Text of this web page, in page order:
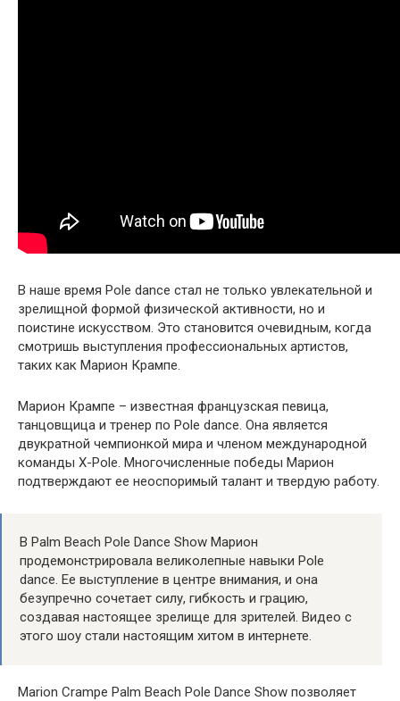
В наше время Pole dance стал не только увлекательной и
зрелищной формой физической активности, но и
поистине искусством. Это становится очевидным, когда
смотришь выступления профессиональных артистов,
таких как Марион Крампе.
Марион Крампе – известная французская певица,
танцовщица и тренер по Pole dance. Она является
двукратной чемпионкой мира и членом международной
команды X-Pole. Многочисленные победы Марион
подтверждают ее неоспоримый талант и твердую работу.
В Palm Beach Pole Dance Show Марион
продемонстрировала великолепные навыки Pole
dance. Ее выступление в центре внимания, и она
безупречно сочетает силу, гибкость и грацию,
создавая настоящее зрелище для зрителей. Видео с
этого шоу стали настоящим хитом в интернете.
Marion Crampe Palm Beach Pole Dance Show позволяет